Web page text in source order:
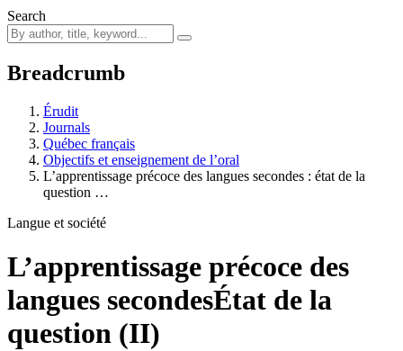
Search
Breadcrumb
Érudit
Journals
Québec français
Objectifs et enseignement de l’oral
L’apprentissage précoce des langues secondes : état de la
question …
Langue et société
L’apprentissage précoce des
langues secondesÉtat de la
question (II)